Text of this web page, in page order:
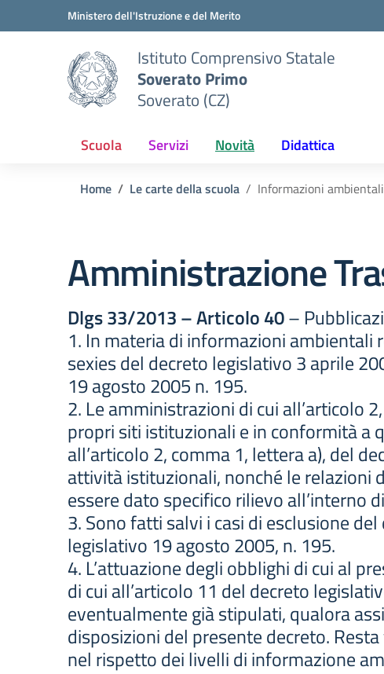
Vai ai contenuti
Vai al menu di navigazioneMinistero dell'Istruzione e del Merito
Istituto Comprensivo Statale
Soverato Primo
Soverato (CZ)
Scuola Servizi Novità Didattica
Home Le carte della scuola Informazioni ambientali
Amministrazione
Dlgs 33/2013 – Articolo 40–
1. In materia di informazioni ambientali
sexies del decreto legislativo 3 aprile
19 agosto 2005 n. 195.
2. Le amministrazioni di cui all’articolo
propri siti istituzionali e in conformità a
all’articolo 2, comma 1, lettera a), del
attività istituzionali, nonché le relazioni
essere dato specifico rilievo all’interno
3. Sono fatti salvi i casi di esclusione
legislativo 19 agosto 2005, n. 195.
4. L’attuazione degli obblighi di cui al
di cui all’articolo 11 del decreto
eventualmente già stipulati, qualora
disposizioni del presente decreto.
nel rispetto dei livelli di informazione